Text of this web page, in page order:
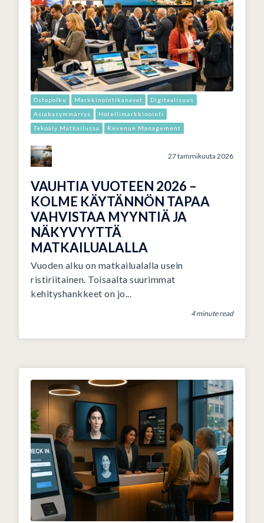
Ostopolku Markkinointikanavat
Digitaalisuus
Asiakasymmärrys
Hotellimarkkinointi
Tekoäly Matkailussa
Revenue Management
27 tammikuuta 2026
VAUHTIA VUOTEEN 2026 –
KOLME KÄYTÄNNÖN TAPAA
VAHVISTAA MYYNTIÄ JA
NÄKYVYYTTÄ
MATKAILUALALLA
Vuoden alku on matkailualalla usein
ristiriitainen. Toisaalta suurimmat
kehityshankkeet on jo...
4 minute read